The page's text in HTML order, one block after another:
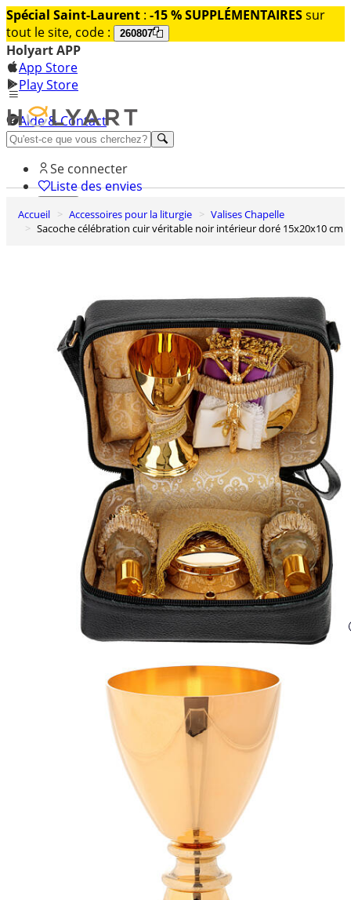
Spécial Saint-Laurent : -15 % SUPPLÉMENTAIRESsur
tout le site, code :
260807
Holyart APP
App Store
Play Store
Aide & Contact
Découvrez Premium
Se connecter
Liste des envies
0
Panier
Accueil Accessoires pour la liturgie
Valises Chapelle
Sacoche célébration cuir véritable noir intérieur doré 15x20x10 cm